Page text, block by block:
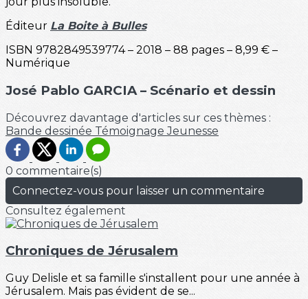
Éditeur La Boite à Bulles
ISBN 9782849539774 – 2018 – 88 pages – 8,99 € –
Numérique
José Pablo GARCIA – Scénario et dessin
Découvrez davantage d'articles sur ces thèmes :
Bande dessinée TémoignageJeunesse
0 commentaire(s)
Connectez-vous pour laisser un commentaire
Consultez également
Chroniques de Jérusalem
Guy Delisle et sa famille s'installent pour une année à
Jérusalem. Mais pas évident de se...